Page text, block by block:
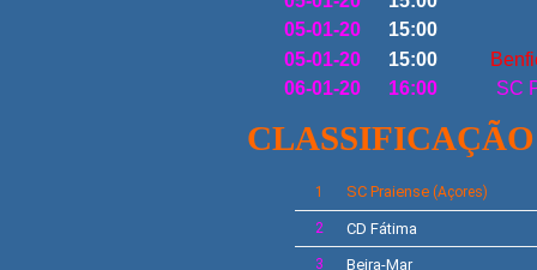
05-01-20
15:00
05-01-20
15:00
06-01-20
16:00 SC
1 SCPraiense(Açores)
2 CD Fátima
3 Beira-Mar